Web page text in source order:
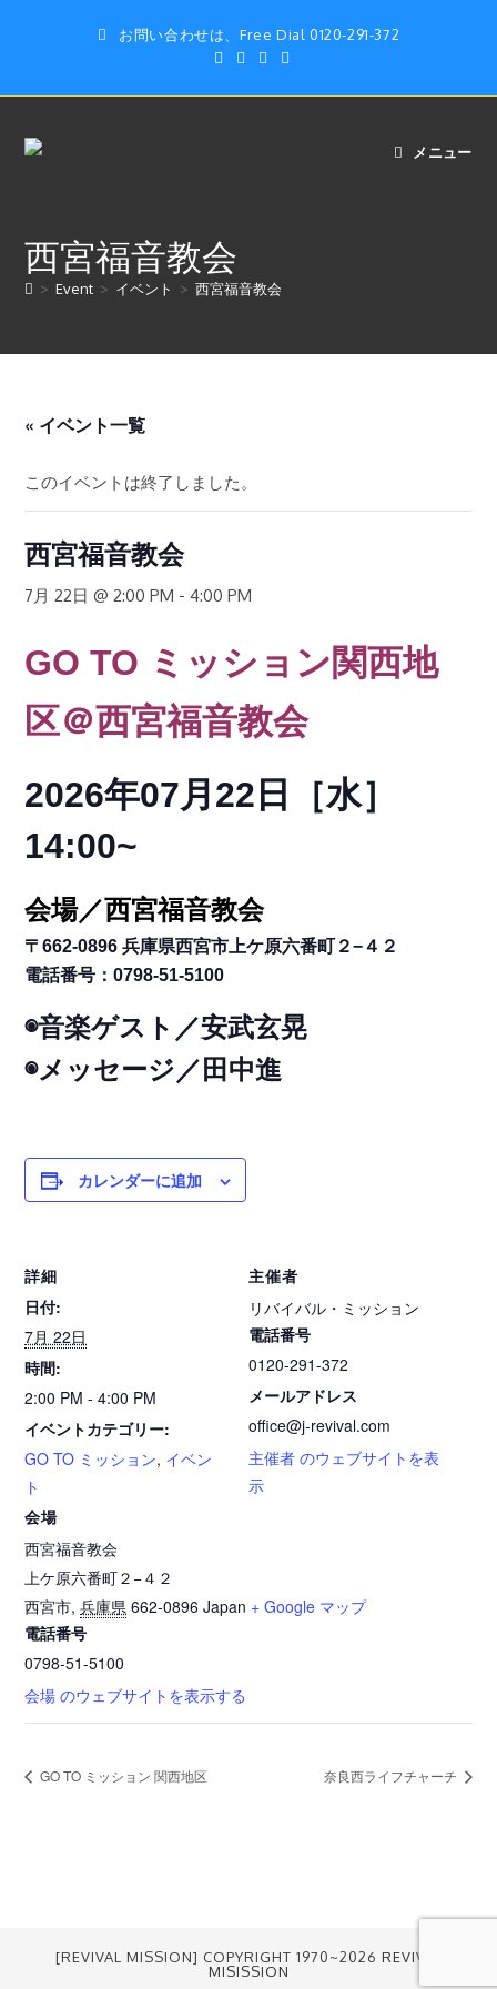
ン
お問い合わせは、Free Dial 0120-291-372
メニュー
西宮福音教会
> Event > イベント > 西宮福音教会
« イベント一覧
このイベントは終了しました。
西宮福音教会
7月 22日 @ 2:00 PM -4:00 PM
GO TO ミッション関西地
区＠西宮福音教会
2026年07月22日［水］
14:00~
会場／西宮福音教会
〒662-0896 兵庫県西宮市上ケ原六番町２−４２
電話番号：0798-51-5100
◉音楽ゲスト／安武玄晃
◉メッセージ／田中進
カレンダーに追加
詳細
日付:
7月 22日
時間:
2:00 PM - 4:00 PM
イベントカテゴリー:
GO TO ミッション, イベン
ト
会場
西宮福音教会
上ケ原六番町２−４２
西宮市, 兵庫県 662-0896 Japan + Google マップ
電話番号
0798-51-5100
会場 のウェブサイトを表示する
主催者
リバイバル・ミッション
電話番号
0120-291-372
メールアドレス
office@j-revival.com
主催者 のウェブサイトを表
示
GO TO ミッション 関西地区 奈良西ライフチャーチ
[REVIVAL MISSION] COPYRIGHT 1970~2026 REVIVAL
MISISSION